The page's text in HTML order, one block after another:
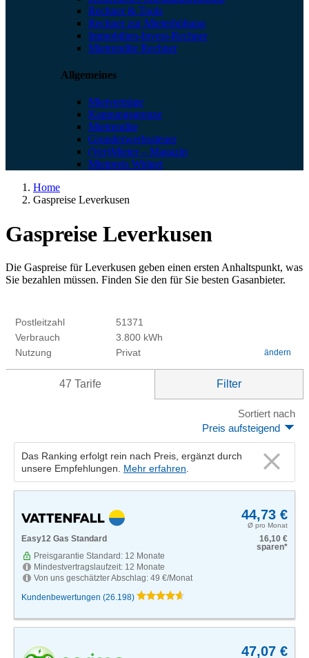
Rechner & Tools
Rechner zur Mieterhöhung
Immobilien-Invest-Rechner
Mietrendite Rechner
Allgemeines
Mietverträge
Kappungsgrenze
Mietrendite
Grunderwerbssteuer
(Ver)Mieter – Magazin
Mietpreis Widget
Home
Gaspreise Leverkusen
Gaspreise Leverkusen
Die Gaspreise für Leverkusen geben einen ersten Anhaltspunkt, was
Sie bezahlen müssen. Finden Sie den für Sie besten Gasanbieter.